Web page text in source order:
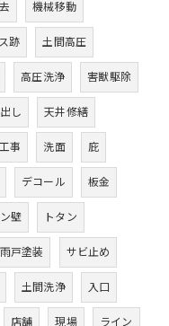
機械移動
跡 土間高圧
高圧洗浄 害獣駆除
し 天井修繕
事 洗面 庇
デコール 板金
壁 トタン
雨戸塗装 サビ止め
土間洗浄 入口
店舗 現場 ライン